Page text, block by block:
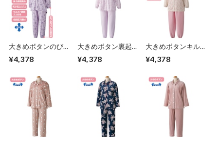
大きめボタンのびの
びストレッチパジャ
マ Ｓサイズ～LLサ
¥4,378
大きめボタン裏起毛
お部屋着調パジャマ
（婦人）
¥4,378
大きめボタンキルト
お部屋着調パジャマ
（婦人）
¥4,378